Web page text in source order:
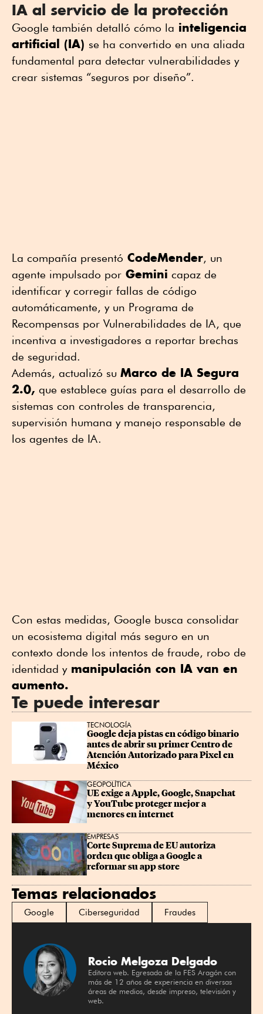
IA al servicio de la protección
Google también detalló cómo la inteligencia
artificial (IA) se ha convertido en una aliada
fundamental para detectar vulnerabilidades y
crear sistemas “seguros por diseño”.
La compañía presentó CodeMender, un
agente impulsado por Gemini capaz de
identificar y corregir fallas de código
automáticamente, y un Programa de
Recompensas por Vulnerabilidades de IA, que
incentiva a investigadores a reportar brechas
de seguridad.
Además, actualizó su Marco de IA Segura
2.0, que establece guías para el desarrollo de
sistemas con controles de transparencia,
supervisión humana y manejo responsable de
los agentes de IA.
Con estas medidas, Google busca consolidar
un ecosistema digital más seguro en un
contexto donde los intentos de fraude, robo de
identidad ymanipulación con IA van en
aumento.
Te puede interesar
TECNOLOGÍA
Google deja pistas en código binario
antes de abrir su primer Centro de
Atención Autorizado para Pixel en
México
GEOPOLÍTICA
UE exige a Apple, Google, Snapchat
y YouTube proteger mejor a
menores en internet
EMPRESAS
Corte Suprema de EU autoriza
orden que obliga a Google a
reformar su app store
Temas relacionados
Google Ciberseguridad Fraudes
Rocio Melgoza Delgado
Editora web. Egresada de la FES Aragón con
más de 12 años de experiencia en diversas
áreas de medios, desde impreso, televisión y
web.